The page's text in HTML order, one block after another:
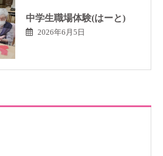
中学生職場体験(はーと)
2026年6月5日